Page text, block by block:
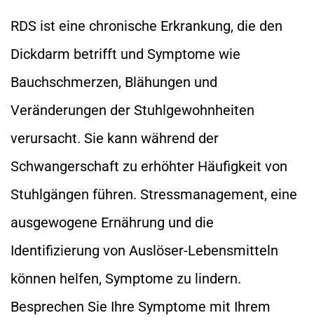
RDS ist eine chronische Erkrankung, die den
Dickdarm betrifft und Symptome wie
Bauchschmerzen, Blähungen und
Veränderungen der Stuhlgewohnheiten
verursacht. Sie kann während der
Schwangerschaft zu erhöhter Häufigkeit von
Stuhlgängen führen. Stressmanagement, eine
ausgewogene Ernährung und die
Identifizierung von Auslöser-Lebensmitteln
können helfen, Symptome zu lindern.
Besprechen Sie Ihre Symptome mit Ihrem